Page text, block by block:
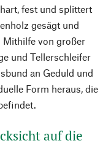
fest und splittert
gesägt und
Mithilfe von großer
und Tellerschleifer
an Geduld und
Form heraus, die
auf die